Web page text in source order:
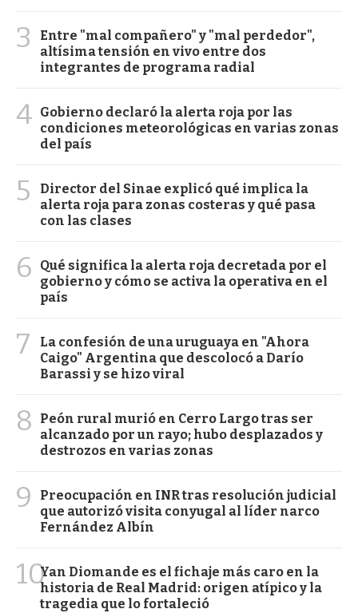
3
Entre "mal compañero" y "mal perdedor",
altísima tensión en vivo entre dos
integrantes de programa radial
4 Gobierno declaró la alerta roja por las
condiciones meteorológicas en varias zonas
del país
5
Director del Sinae explicó qué implica la
alerta roja para zonas costeras y qué pasa
con las clases
6
Qué significa la alerta roja decretada por el
gobierno y cómo se activa la operativa en el
país
7
La confesión de una uruguaya en "Ahora
Caigo" Argentina que descolocó a Darío
Barassi y se hizo viral
8
Peón rural murió en Cerro Largo tras ser
alcanzado por un rayo; hubo desplazados y
destrozos en varias zonas
9
Preocupación en INR tras resolución judicial
que autorizó visita conyugal al líder narco
Fernández Albín
10Yan Diomande es el fichaje más caro en la
historia de Real Madrid: origen atípico y la
tragedia que lo fortaleció